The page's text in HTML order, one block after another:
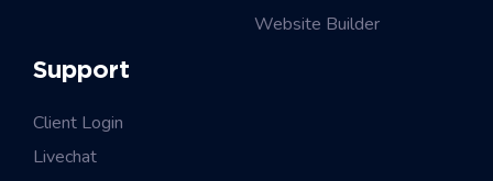
Website Builder
Support
Client Login
Livechat